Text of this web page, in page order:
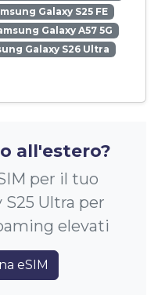
Galaxy S25 FE
Galaxy A57 5G
Galaxy S26 Ultra
all'estero?
per il tuo
S25 Ultra per
elevati
eSIM